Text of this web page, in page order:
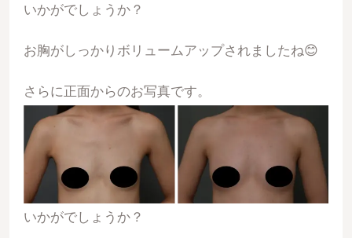
いかがでしょうか？
お胸がしっかりボリュームアップされましたね😊
さらに正面からのお写真です。
いかがでしょうか？